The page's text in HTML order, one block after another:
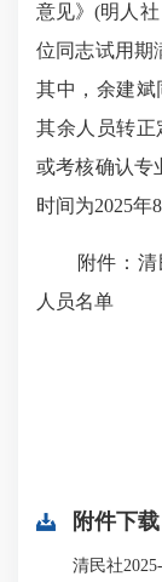
意见》(明人
位同志试用期
其中，余建斌
其余人员转正
或考核确认专
时间为2025年8
附件：清民
人员名单
附件下载
清民社